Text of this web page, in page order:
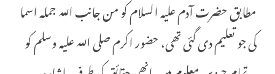
مطابق حضرت آدم علیہ السلام کو من جانب اللہ جملہ اسما
کی جو تعلیم دی گئی تھی، حضور اکرم صلی اللہ علیہ وسلم کو